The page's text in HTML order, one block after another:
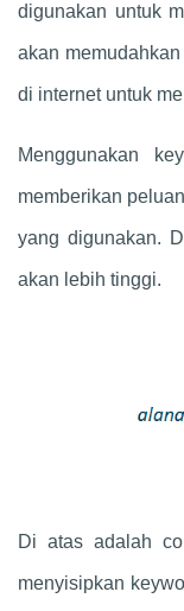
digunakan untuk
akan
di internet untuk
Menggunakan
memberikan
yang digunakan.
akan lebih tinggi.
Di atas adalah
menyisipkan